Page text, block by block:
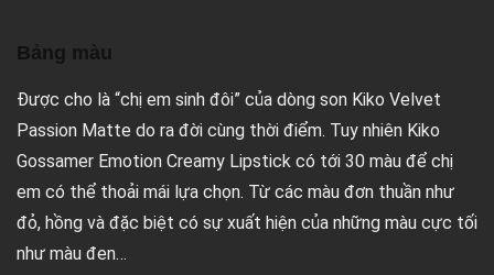
Bảng màu
Được cho là “chị em sinh đôi” của dòng son Kiko Velvet
Passion Matte do ra đời cùng thời điểm. Tuy nhiên Kiko
Gossamer Emotion Creamy Lipstick có tới 30 màu để chị
em có thể thoải mái lựa chọn. Từ các màu đơn thuần như
đỏ, hồng và đặc biệt có sự xuất hiện của những màu cực tối
như màu đen…